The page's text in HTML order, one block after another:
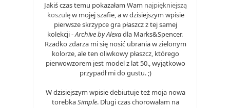
Jakiś czas temu pokazałam Wam najpiękniejszą
koszulęw mojej szafie, a w dzisiejszym wpisie
pierwsze skrzypce gra płaszcz z tej samej
kolekcji -Archive by Alexadla Marks&Spencer.
Rzadko zdarza mi się nosić ubrania w zielonym
kolorze, ale ten oliwkowy płaszcz, którego
pierwowzorem jest model z lat 50., wyjątkowo
przypadł mi do gustu. ;)
W dzisiejszym wpisie debiutuje też moja nowa
torebkaSimple. Długi czas chorowałam na